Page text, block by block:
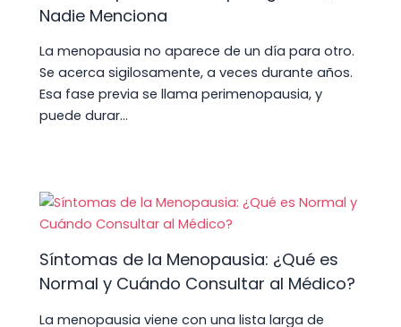
Nadie Menciona
La menopausia no aparece de un día para otro.
Se acerca sigilosamente, a veces durante años.
Esa fase previa se llama perimenopausia, y
puede durar…
Síntomas de la Menopausia: ¿Qué es
Normal y Cuándo Consultar al Médico?
La menopausia viene con una lista larga de